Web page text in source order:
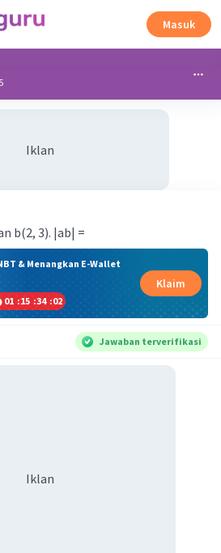
Masuk
Iklan
b(2, 3). |ab| =
& Menangkan E-Wallet
01 :15 :34 :02
Klaim
Jawaban terverifikasi
Iklan